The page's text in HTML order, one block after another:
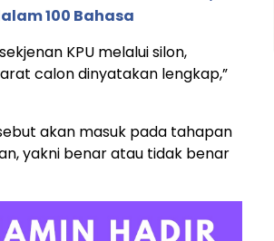
100 Bahasa
KPU melalui silon,
calon dinyatakan lengkap,”
akan masuk pada tahapan
yakni benar atau tidak benar